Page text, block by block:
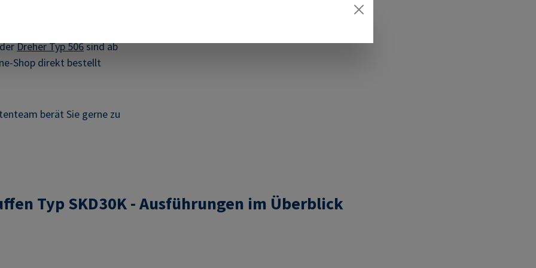
Dreher Typ 506sind ab
Shop direkt bestellt
berät Sie gerne zu
Typ SKD30K - Ausführungen im Überblick